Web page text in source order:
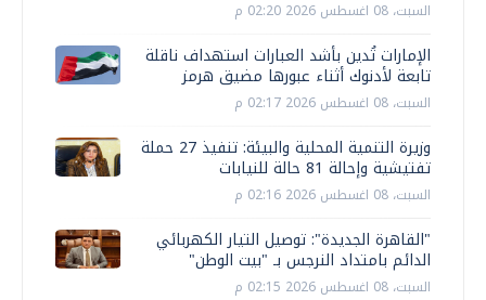
السبت، 08 اغسطس 2026 02:20 م
الإمارات تُدين بأشد العبارات استهداف ناقلة
تابعة لأدنوك أثناء عبورها مضيق هرمز
السبت، 08 اغسطس 2026 02:17 م
وزيرة التنمية المحلية والبيئة: تنفيذ 27 حملة
تفتيشية وإحالة 81 حالة للنيابات
السبت، 08 اغسطس 2026 02:16 م
"القاهرة الجديدة": توصيل التيار الكهربائي
الدائم بامتداد النرجس بـ "بيت الوطن"
السبت، 08 اغسطس 2026 02:15 م